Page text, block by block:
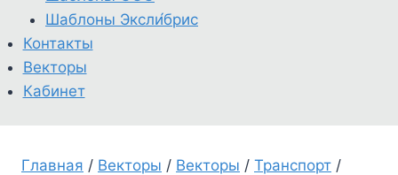
Шаблоны Эксли́брис
Контакты
Векторы
Кабинет
Главная / Векторы / Векторы / Транспорт /